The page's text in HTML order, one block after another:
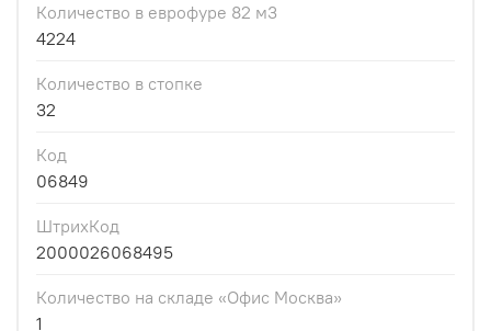
Количество в еврофуре 82 м3
4224
Количество в стопке
32
Код
06849
ШтрихКод
2000026068495
Количество на складе «Офис Москва»
1